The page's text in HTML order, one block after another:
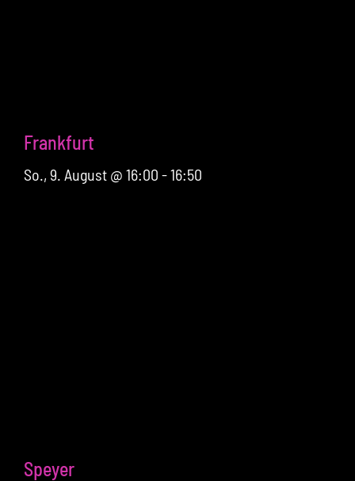
Frankfurt
So., 9. August @ 16:00 -16:50
Speyer